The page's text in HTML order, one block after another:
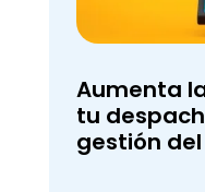
Aumenta
tu
gestión